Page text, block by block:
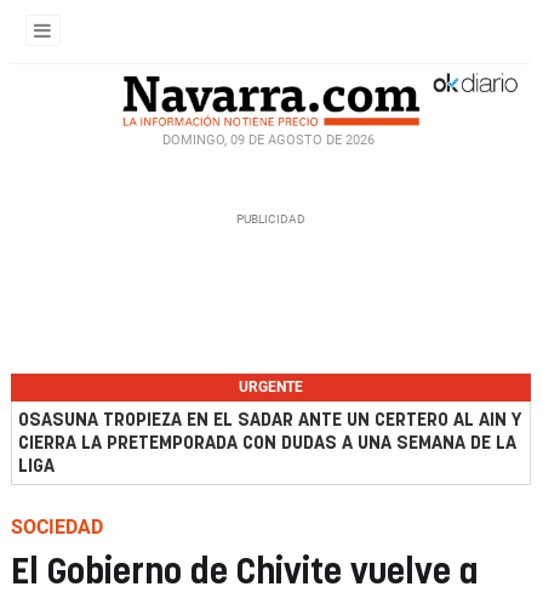
DOMINGO, 09 DE AGOSTO DE 2026
URGENTE
OSASUNA TROPIEZA EN EL SADAR ANTE UN CERTERO AL AIN Y
CIERRA LA PRETEMPORADA CON DUDAS A UNA SEMANA DE LA
LIGA
SOCIEDAD
El Gobierno de Chivite vuelve a